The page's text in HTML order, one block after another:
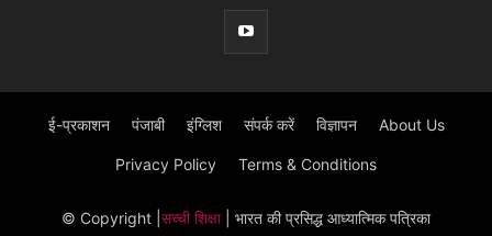
ई-प्रकाशन पंजाबी इंग्लिश संपर्क करें विज्ञापन About Us
Privacy Policy Terms & Conditions
© Copyright सच्ची शिक्षा| भारत की प्रसिद्ध आध्यात्मिक पत्रिका